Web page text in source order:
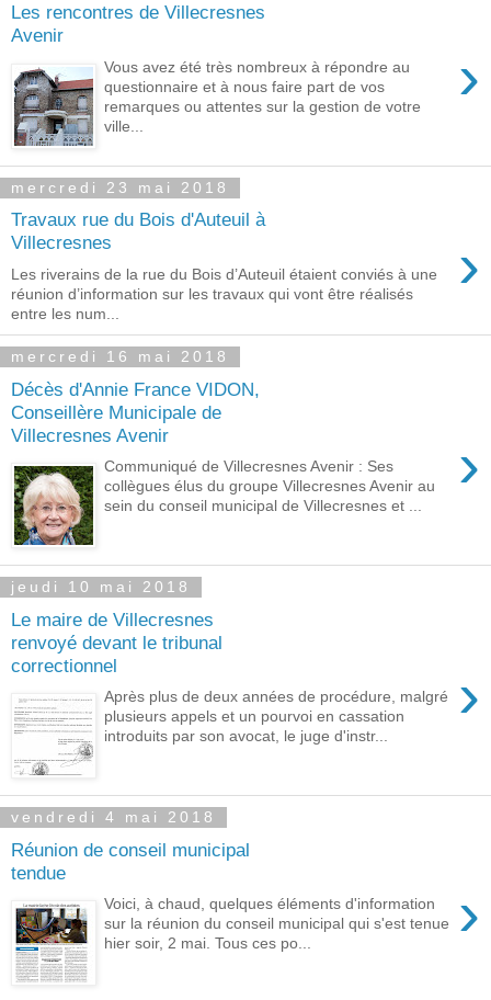
Les rencontres de Villecresnes
Avenir
›
Vous avez été très nombreux à répondre au
questionnaire et à nous faire part de vos
remarques ou attentes sur la gestion de votre
ville...
mercredi 23 mai 2018
Travaux rue du Bois d'Auteuil à
Villecresnes
›
Les riverains de la rue du Bois d’Auteuil étaient conviés à une
réunion d’information sur les travaux qui vont être réalisés
entre les num...
mercredi 16 mai 2018
Décès d'Annie France VIDON,
Conseillère Municipale de
Villecresnes Avenir
›
Communiqué de Villecresnes Avenir : Ses
collègues élus du groupe Villecresnes Avenir au
sein du conseil municipal de Villecresnes et ...
jeudi 10 mai 2018
Le maire de Villecresnes
renvoyé devant le tribunal
correctionnel
›
Après plus de deux années de procédure, malgré
plusieurs appels et un pourvoi en cassation
introduits par son avocat, le juge d'instr...
vendredi 4 mai 2018
Réunion de conseil municipal
tendue
›
Voici, à chaud, quelques éléments d'information
sur la réunion du conseil municipal qui s'est tenue
hier soir, 2 mai. Tous ces po...